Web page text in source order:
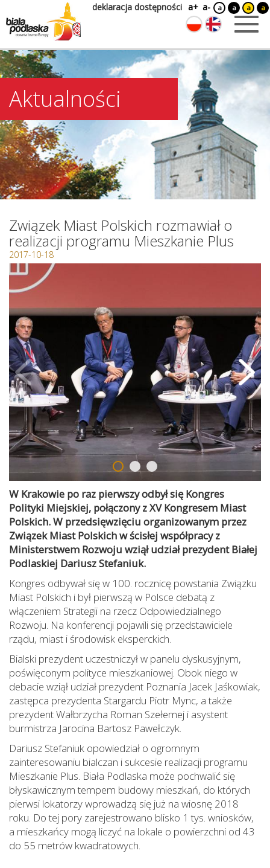
deklaracja dostępności a+ a- a a a a
Aktualności
Związek Miast Polskich rozmawiał o
realizacji programu Mieszkanie Plus
2017-10-18
W Krakowie po raz pierwszy odbył się Kongres
Polityki Miejskiej, połączony z XV Kongresem Miast
Polskich. W przedsięwzięciu organizowanym przez
Związek Miast Polskich w ścisłej współpracy z
Ministerstwem Rozwoju wziął udział prezydent Białej
Podlaskiej Dariusz Stefaniuk.
Kongres odbywał się w 100. rocznicę powstania Związku
Miast Polskich i był pierwszą w Polsce debatą z
włączeniem Strategii na rzecz Odpowiedzialnego
Rozwoju. Na konferencji pojawili się przedstawiciele
rządu, miast i środowisk eksperckich.
Bialski prezydent uczestniczył w panelu dyskusyjnym,
poświęconym polityce mieszkaniowej. Obok niego w
debacie wziął udział prezydent Poznania Jacek Jaśkowiak,
zastępca prezydenta Stargardu Piotr Mync, a także
prezydent Wałbrzycha Roman Szełemej i asystent
burmistrza Jarocina Bartosz Pawełczyk.
Dariusz Stefaniuk opowiedział o ogromnym
zainteresowaniu bialczan i sukcesie realizacji programu
Mieszkanie Plus. Biała Podlaska może pochwalić się
błyskawicznym tempem budowy mieszkań, do których
pierwsi lokatorzy wprowadzą się już na wiosnę 2018
roku. Do tej pory zarejestrowano blisko 1 tys. wniosków,
a mieszkańcy mogą liczyć na lokale o powierzchni od 43
do 55 metrów kwadratowych.